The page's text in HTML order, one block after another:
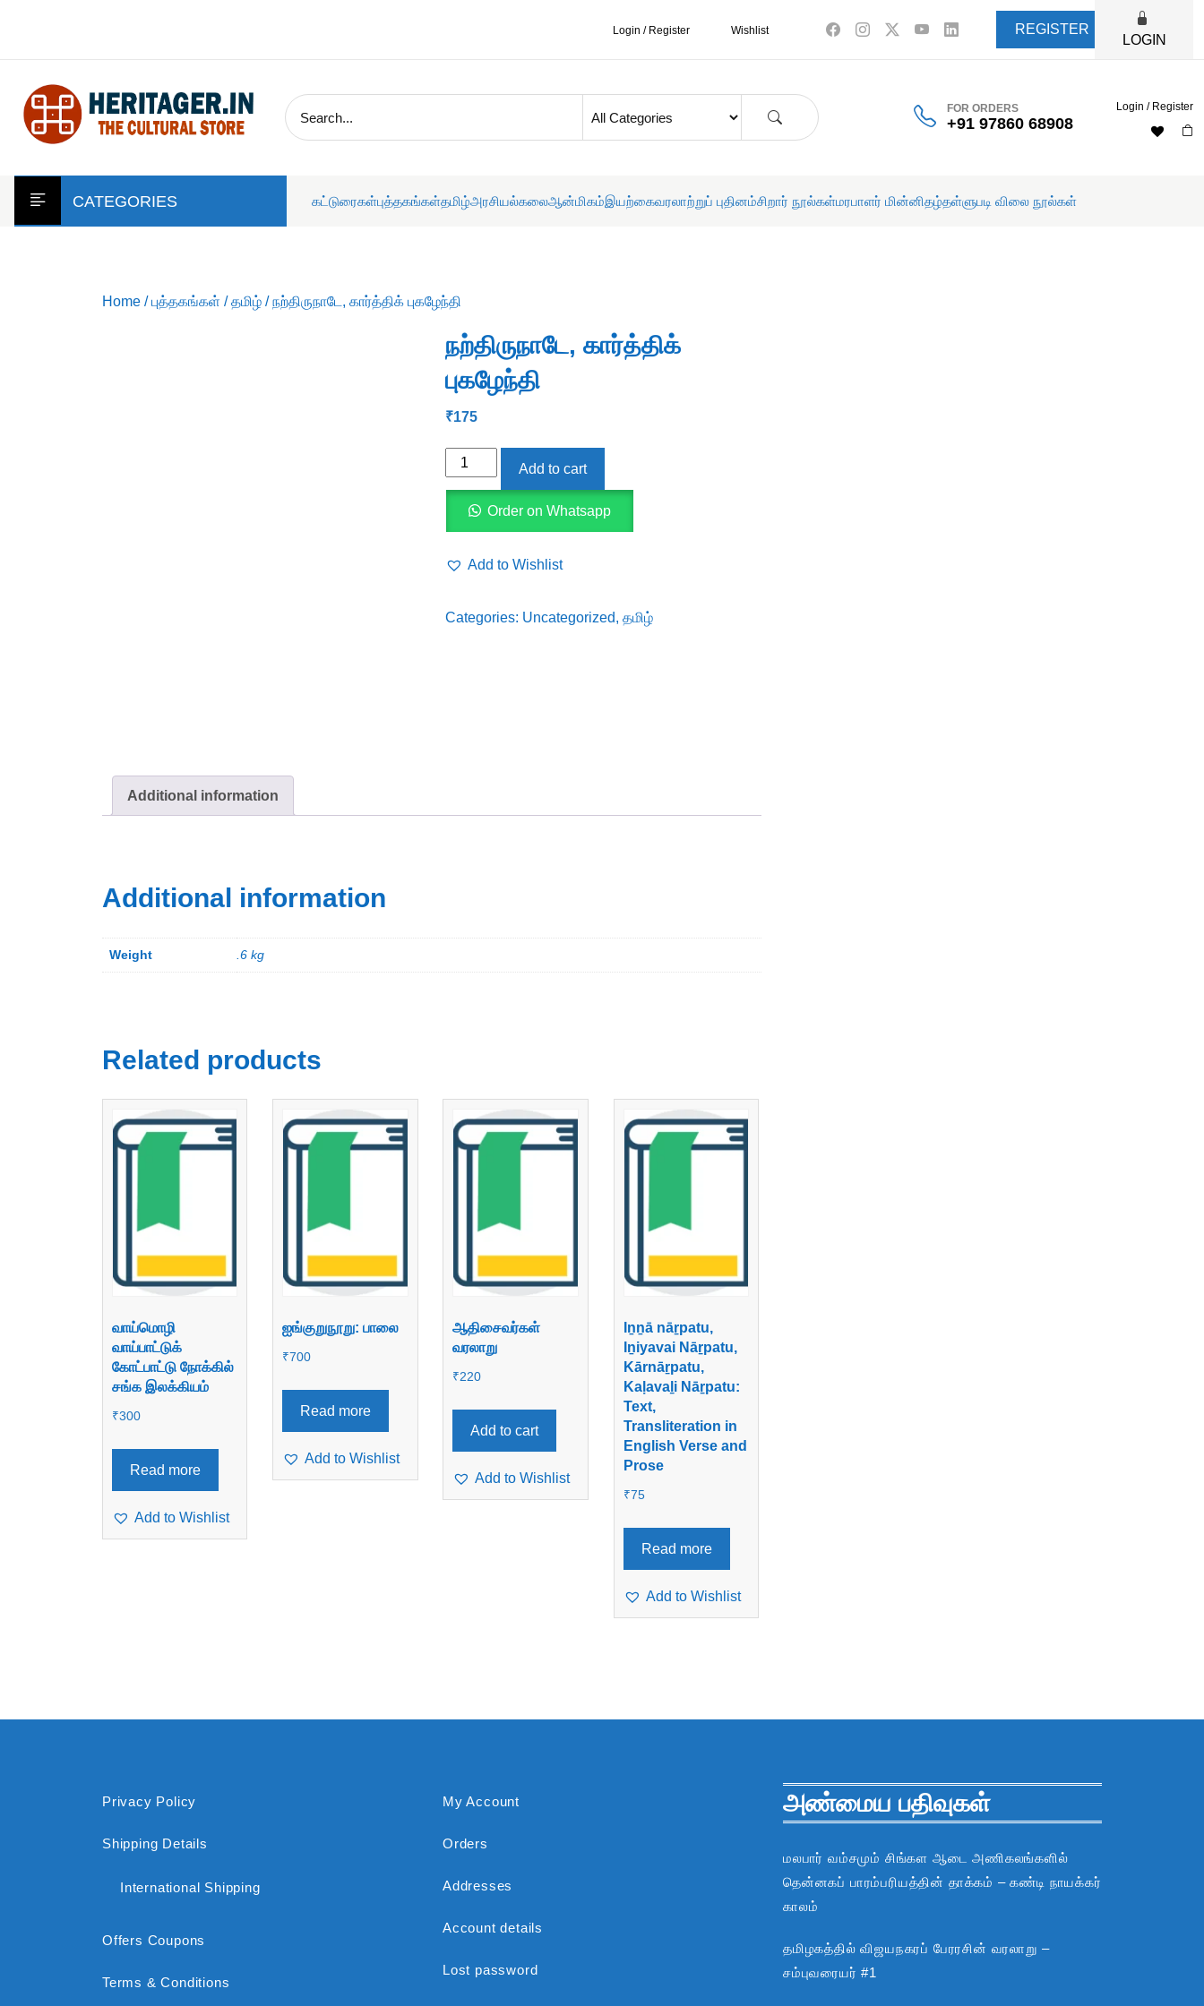
Login / Register Wishlist REGISTER
LOGIN
FOR ORDERS
+91 97860 68908
Login / Register
CATEGORIES கட்டுரைகள்புத்தகங்கள்தமிழ்அரசியல்கலைஆன்மிகம்இயற்கைவரலாற்றுப் புதினம்சிறார் நூல்கள்மரபாளர் மின்னிதழ்தள்ளுபடி விலை நூல்கள்
Home /புத்தகங்கள் /தமிழ் / நற்திருநாடே, கார்த்திக் புகழேந்தி
நற்திருநாடே, கார்த்திக்
புகழேந்தி
₹175
நற்திருநாடே,
புகழேந்தி
quantity
Add to cart
Order on Whatsapp
Add to Wishlist
Categories: Uncategorized, தமிழ்
Additional information
Additional information
Weight .6 kg
Related products
வாய்மொழி
வாய்பாட்டுக்
கோட்பாட்டு நோக்கில்
சங்க இலக்கியம்
₹300
Read more
Add to Wishlist
ஐங்குறுநூறு: பாலை
₹700
Read more
Add to Wishlist
ஆதிசைவர்கள்
வரலாறு
₹220
Add to cart
Add to Wishlist
Iṉṉā nāṟpatu,
Iṉiyavai Nāṟpatu,
Kārnāṟpatu,
Kaḷavaḻi Nāṟpatu:
Text,
Transliteration in
English Verse and
Prose
₹75
Read more
Add to Wishlist
Privacy Policy
Shipping Details
International Shipping
Offers Coupons
Terms & Conditions
My Account
Orders
Addresses
Account details
Lost password
அண்மைய பதிவுகள்
மலபார் வம்சமும் சிங்கள ஆடை அணிகலங்களில்
தென்னகப் பாரம்பரியத்தின் தாக்கம் – கண்டி நாயக்கர்
காலம்
தமிழகத்தில் விஜயநகரப் பேரரசின் வரலாறு –
சம்புவரையர் #1